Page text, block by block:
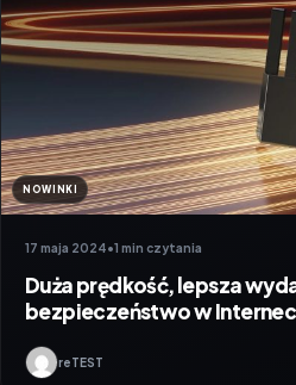
NOWINKI
17 maja 2024•1 min czytania
Duża prędkość, lepsza
bezpieczeństwo w
reTEST